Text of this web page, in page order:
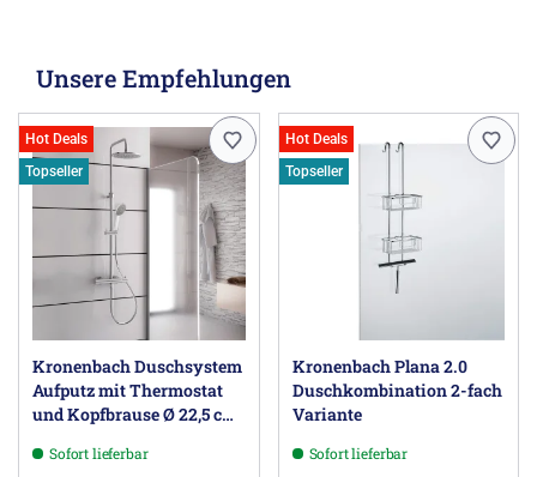
Unsere Empfehlungen
Hot Deals
Topseller
Kronenbach Duschsystem
Aufputz mit Thermostat
und Kopfbrause Ø 22,5 cm,
Sofort lieferbar
Hot Deals
Topseller
Kronenbach Plana 2.0
Duschkombination 2-fach
Variante
Sofort lieferbar